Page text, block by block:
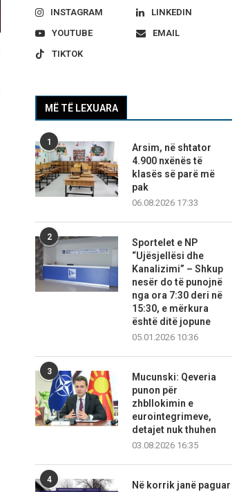
INSTAGRAM
LINKEDIN
YOUTUBE
EMAIL
TIKTOK
MË TË LEXUARA
1
Arsim, në shtator
4.900 nxënës të
klasës së parë më
pak
06.08.2026 17:33
2
Sportelet e NP
“Ujësjellësi dhe
Kanalizimi” – Shkup
nesër do të punojnë
nga ora 7:30 deri në
15:30, e mërkura
është ditë jopune
05.01.2026 10:36
3
Mucunski: Qeveria
punon për
zhbllokimin e
eurointegrimeve,
detajet nuk thuhen
03.08.2026 16:35
4
Në korrik janë paguar